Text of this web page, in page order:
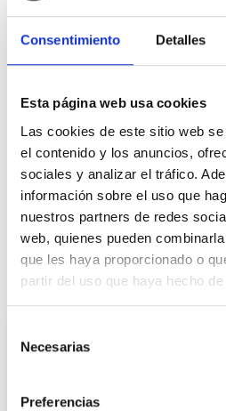
Consentimiento Detalles
Esta página web usa cookies
Las cookies de este sitio web
el contenido y los anuncios,
sociales y analizar el tráfico.
información sobre el uso que
nuestros partners de redes
web, quienes pueden
que les haya proporcionado o
partir del uso que haya hecho
Necesarias
Preferencias
personas y de las plantillas de
oficiales, mejorando su
Supercuidadores.
Este servicio marca un antes y
trabajadores que, pese a su
aún no cuentan con titulación
Compartir en:
Noticias